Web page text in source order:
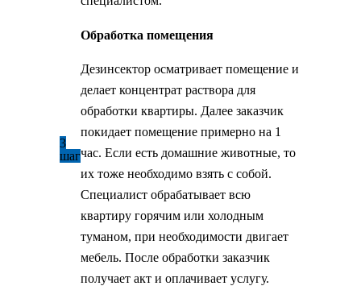
3
шаг
Обработка помещения
Дезинсектор осматривает помещение и
делает концентрат раствора для
обработки квартиры. Далее заказчик
покидает помещение примерно на 1
час. Если есть домашние животные, то
их тоже необходимо взять с собой.
Специалист обрабатывает всю
квартиру горячим или холодным
туманом, при необходимости двигает
мебель. После обработки заказчик
получает акт и оплачивает услугу.